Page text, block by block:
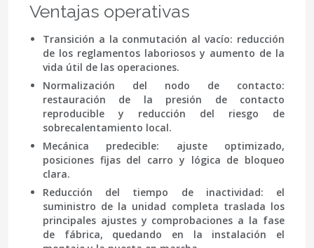
Ventajas operativas
Transición a la conmutación al vacío: reducción
de los reglamentos laboriosos y aumento de la
vida útil de las operaciones.
Normalización del nodo de contacto:
restauración de la presión de contacto
reproducible y reducción del riesgo de
sobrecalentamiento local.
Mecánica predecible: ajuste optimizado,
posiciones fijas del carro y lógica de bloqueo
clara.
Reducción del tiempo de inactividad: el
suministro de la unidad completa traslada los
principales ajustes y comprobaciones a la fase
de fábrica, quedando en la instalación el